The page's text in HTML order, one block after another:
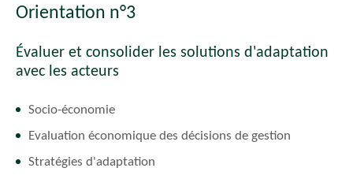
Orientation n°3
Évaluer et consolider les solutions d'adaptation
avec les acteurs
Socio-économie
Evaluation économique des décisions de gestion
Stratégies d'adaptation